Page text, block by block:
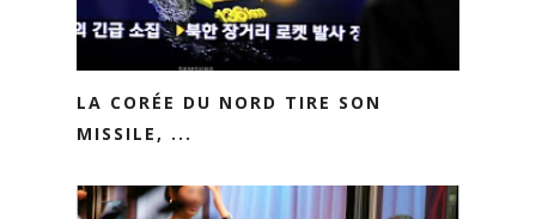
LA CORÉE DU NORD TIRE SON
MISSILE, ...